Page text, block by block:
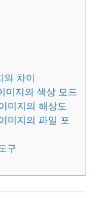
의 차이
미지의 색상 모드
미지의 해상도
미지의 파일 포
구